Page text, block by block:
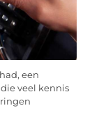
een
veel kennis